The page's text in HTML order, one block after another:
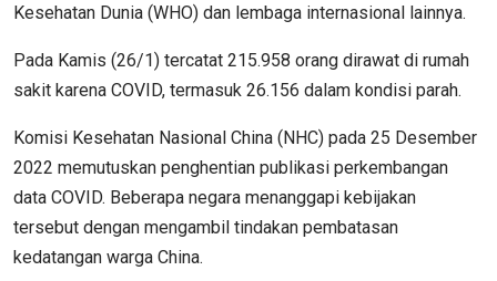
Kesehatan Dunia (WHO) dan lembaga internasional lainnya.
Pada Kamis (26/1) tercatat 215.958 orang dirawat di rumah
sakit karena COVID, termasuk 26.156 dalam kondisi parah.
Komisi Kesehatan Nasional China (NHC) pada 25 Desember
2022 memutuskan penghentian publikasi perkembangan
data COVID. Beberapa negara menanggapi kebijakan
tersebut dengan mengambil tindakan pembatasan
kedatangan warga China.